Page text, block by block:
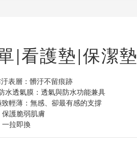
|看護墊|保潔墊
表層：髒汙不留痕跡
水透氣膜：透氣與防水功能兼具
輕薄：無感、卻最有感的支撐
保護脆弱肌膚
一拉即換